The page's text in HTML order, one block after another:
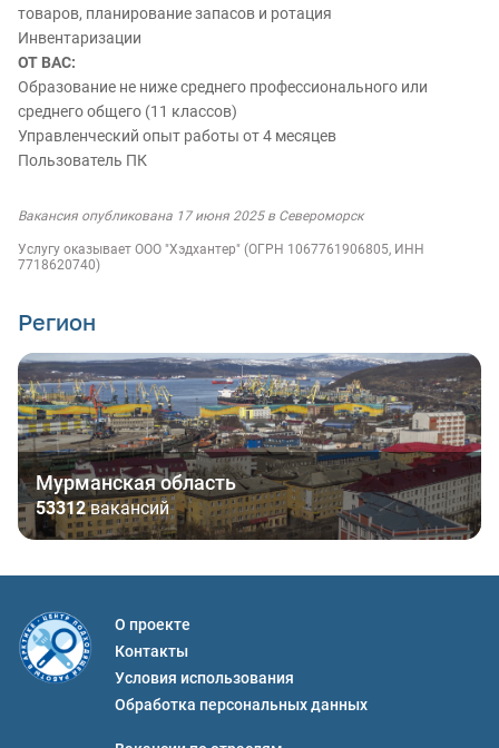
товаров, планирование запасов и ротация
Инвентаризации
ОТ ВАС:
Образование не ниже среднего профессионального или
среднего общего (11 классов)
Управленческий опыт работы от 4 месяцев
Пользователь ПК
Вакансия опубликована 17 июня 2025 в Североморск
Услугу оказывает ООО "Хэдхантер" (ОГРН 1067761906805, ИНН
7718620740)
Регион
Мурманская область
53312вакансий
О проекте
Контакты
Условия использования
Обработка персональных данных